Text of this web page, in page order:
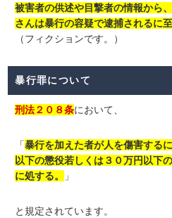
被害者の供述や目撃者の情報から
さんは暴行の容疑で逮捕されるに
（フィクションです。）
暴行罪について
刑法２０８条において、
「暴行を加えた者が人を傷害する
以下の懲役若しくは３０万円以下
に処する。
」
と規定されています。